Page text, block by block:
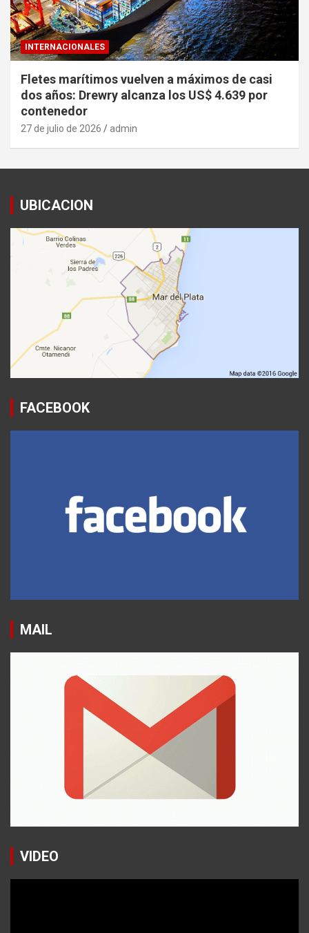
INTERNACIONALES
Fletes marítimos vuelven a máximos de casi
dos años: Drewry alcanza los US$ 4.639 por
contenedor
27 de julio de 2026 admin
UBICACION
FACEBOOK
MAIL
VIDEO